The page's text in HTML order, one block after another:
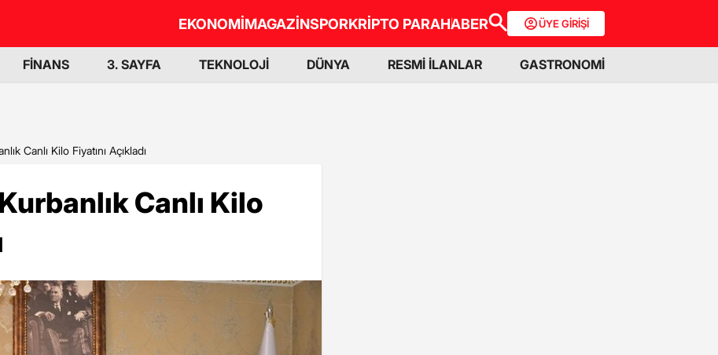
EKONOMİMAGAZİNSPORKRİPTO PARAHABER ÜYE GİRİŞİ
FİNANS 3. SAYFA TEKNOLOJİ DÜNYA RESMİ İLANLAR GASTRONOMİ
Canlı Kilo Fiyatını Açıkladı
Canlı Kilo